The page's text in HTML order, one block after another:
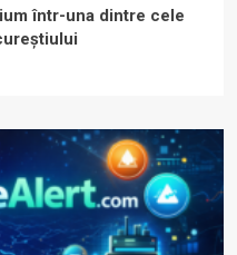
într-una dintre cele